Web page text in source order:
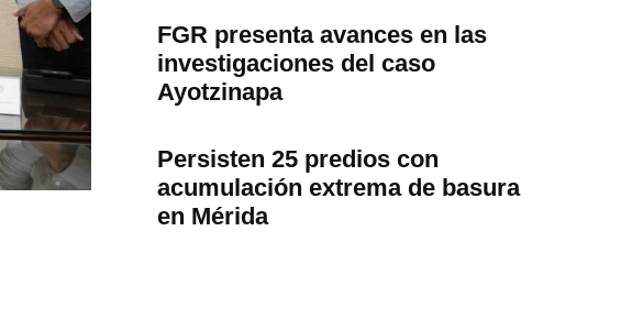
FGR presenta avances en las
investigaciones del caso
Ayotzinapa
Persisten 25 predios con
acumulación extrema de basura
en Mérida